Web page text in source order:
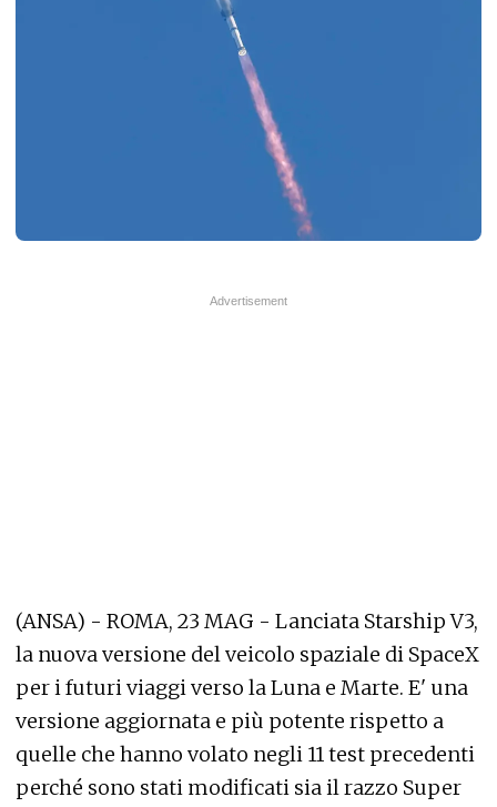
(ANSA) - ROMA, 23 MAG - Lanciata Starship V3,
la nuova versione del veicolo spaziale di SpaceX
per i futuri viaggi verso la Luna e Marte. E' una
versione aggiornata e più potente rispetto a
quelle che hanno volato negli 11 test precedenti
perché sono stati modificati sia il razzo Super